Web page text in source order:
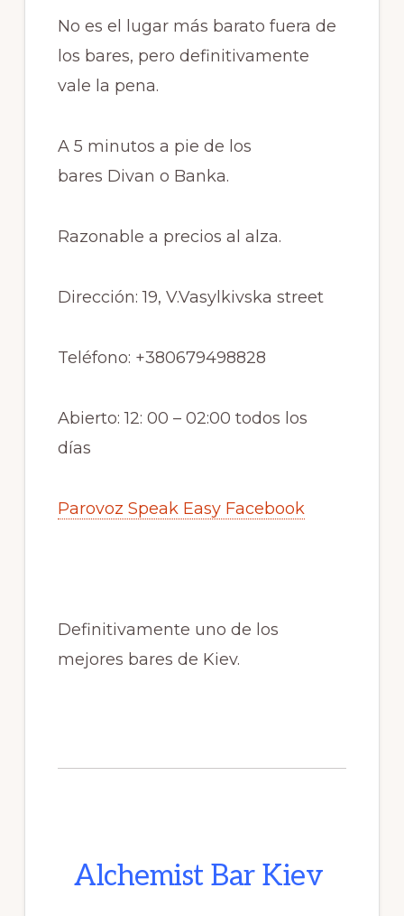
No es el lugar más barato fuera de
los bares, pero definitivamente
vale la pena.
A 5 minutos a pie de los
bares Divan o Banka.
Razonable a precios al alza.
Dirección: 19, V.Vasylkivska street
Teléfono: +380679498828
Abierto: 12: 00 – 02:00 todos los
días
Parovoz Speak Easy Facebook
Definitivamente uno de los
mejores bares de Kiev.
Alchemist Bar Kiev